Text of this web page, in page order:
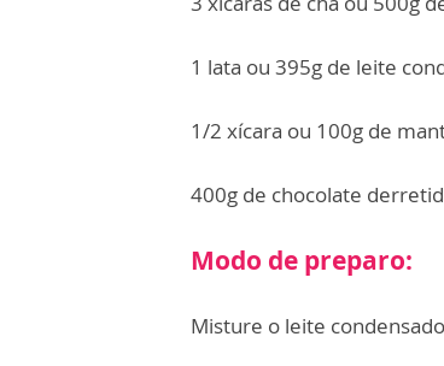
1 lata ou 395g de leite
1/2 xícara ou 100g de
400g de chocolate
Modo de preparo:
Misture o leite